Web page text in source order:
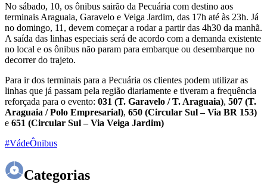
No sábado, 10, os ônibus sairão da Pecuária com destino aos
terminais Araguaia, Garavelo e Veiga Jardim, das 17h até às 23h. Já
no domingo, 11, devem começar a rodar a partir das 4h30 da manhã.
A saída das linhas especiais será de acordo com a demanda existente
no local e os ônibus não param para embarque ou desembarque no
decorrer do trajeto.
Para ir dos terminais para a Pecuária os clientes podem utilizar as
linhas que já passam pela região diariamente e tiveram a frequência
reforçada para o evento: 031 (T. Garavelo / T. Araguaia), 507 (T.
Araguaia / Polo Empresarial), 650 (Circular Sul – Via BR 153)
e 651 (Circular Sul – Via Veiga Jardim)
#VádeÔnibus
Categorias